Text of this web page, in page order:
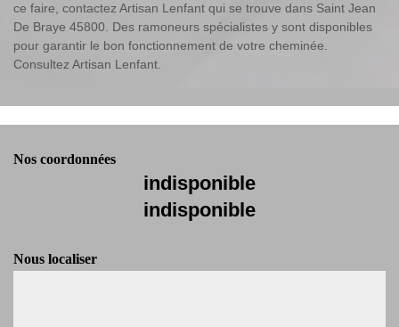
ce faire, contactez Artisan Lenfant qui se trouve dans Saint Jean
De Braye 45800. Des ramoneurs spécialistes y sont disponibles
pour garantir le bon fonctionnement de votre cheminée.
Consultez Artisan Lenfant.
Nos coordonnées
indisponible
indisponible
Nous localiser